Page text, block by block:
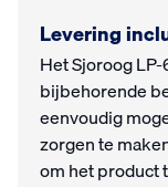
Levering
Het Sjoroog
bijbehorende
eenvoudig
zorgen te
om het product